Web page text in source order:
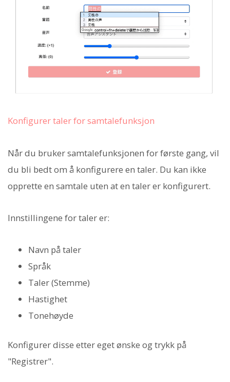
Konfigurer taler for samtalefunksjon
Når du bruker samtalefunksjonen for første gang, vil
du bli bedt om å konfigurere en taler. Du kan ikke
opprette en samtale uten at en taler er konfigurert.
Innstillingene for taler er:
Navn på taler
Språk
Taler (Stemme)
Hastighet
Tonehøyde
Konfigurer disse etter eget ønske og trykk på
"Registrer".